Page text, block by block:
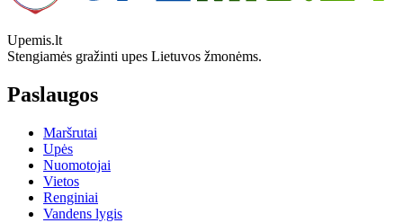
Upemis.lt
Stengiamės gražinti upes Lietuvos žmonėms.
Paslaugos
Maršrutai
Upės
Nuomotojai
Vietos
Renginiai
Vandens lygis